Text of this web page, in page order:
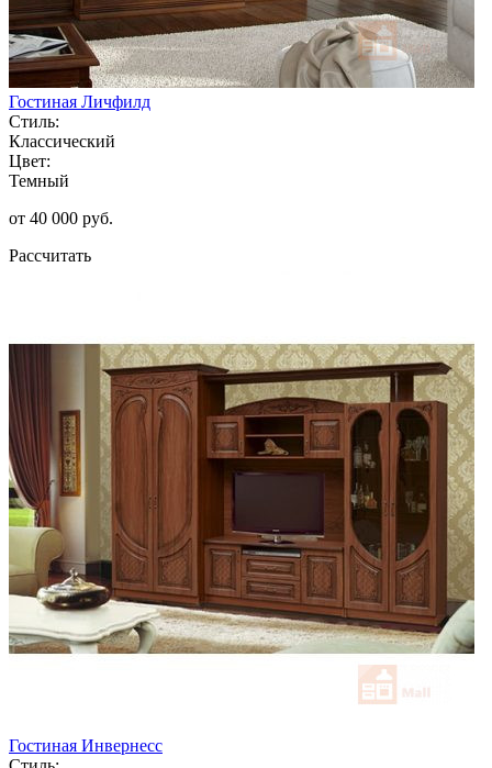
Гостиная Личфилд
Стиль:
Классический
Цвет:
Темный
от 40 000 руб.
Рассчитать
Гостиная Инвернесс